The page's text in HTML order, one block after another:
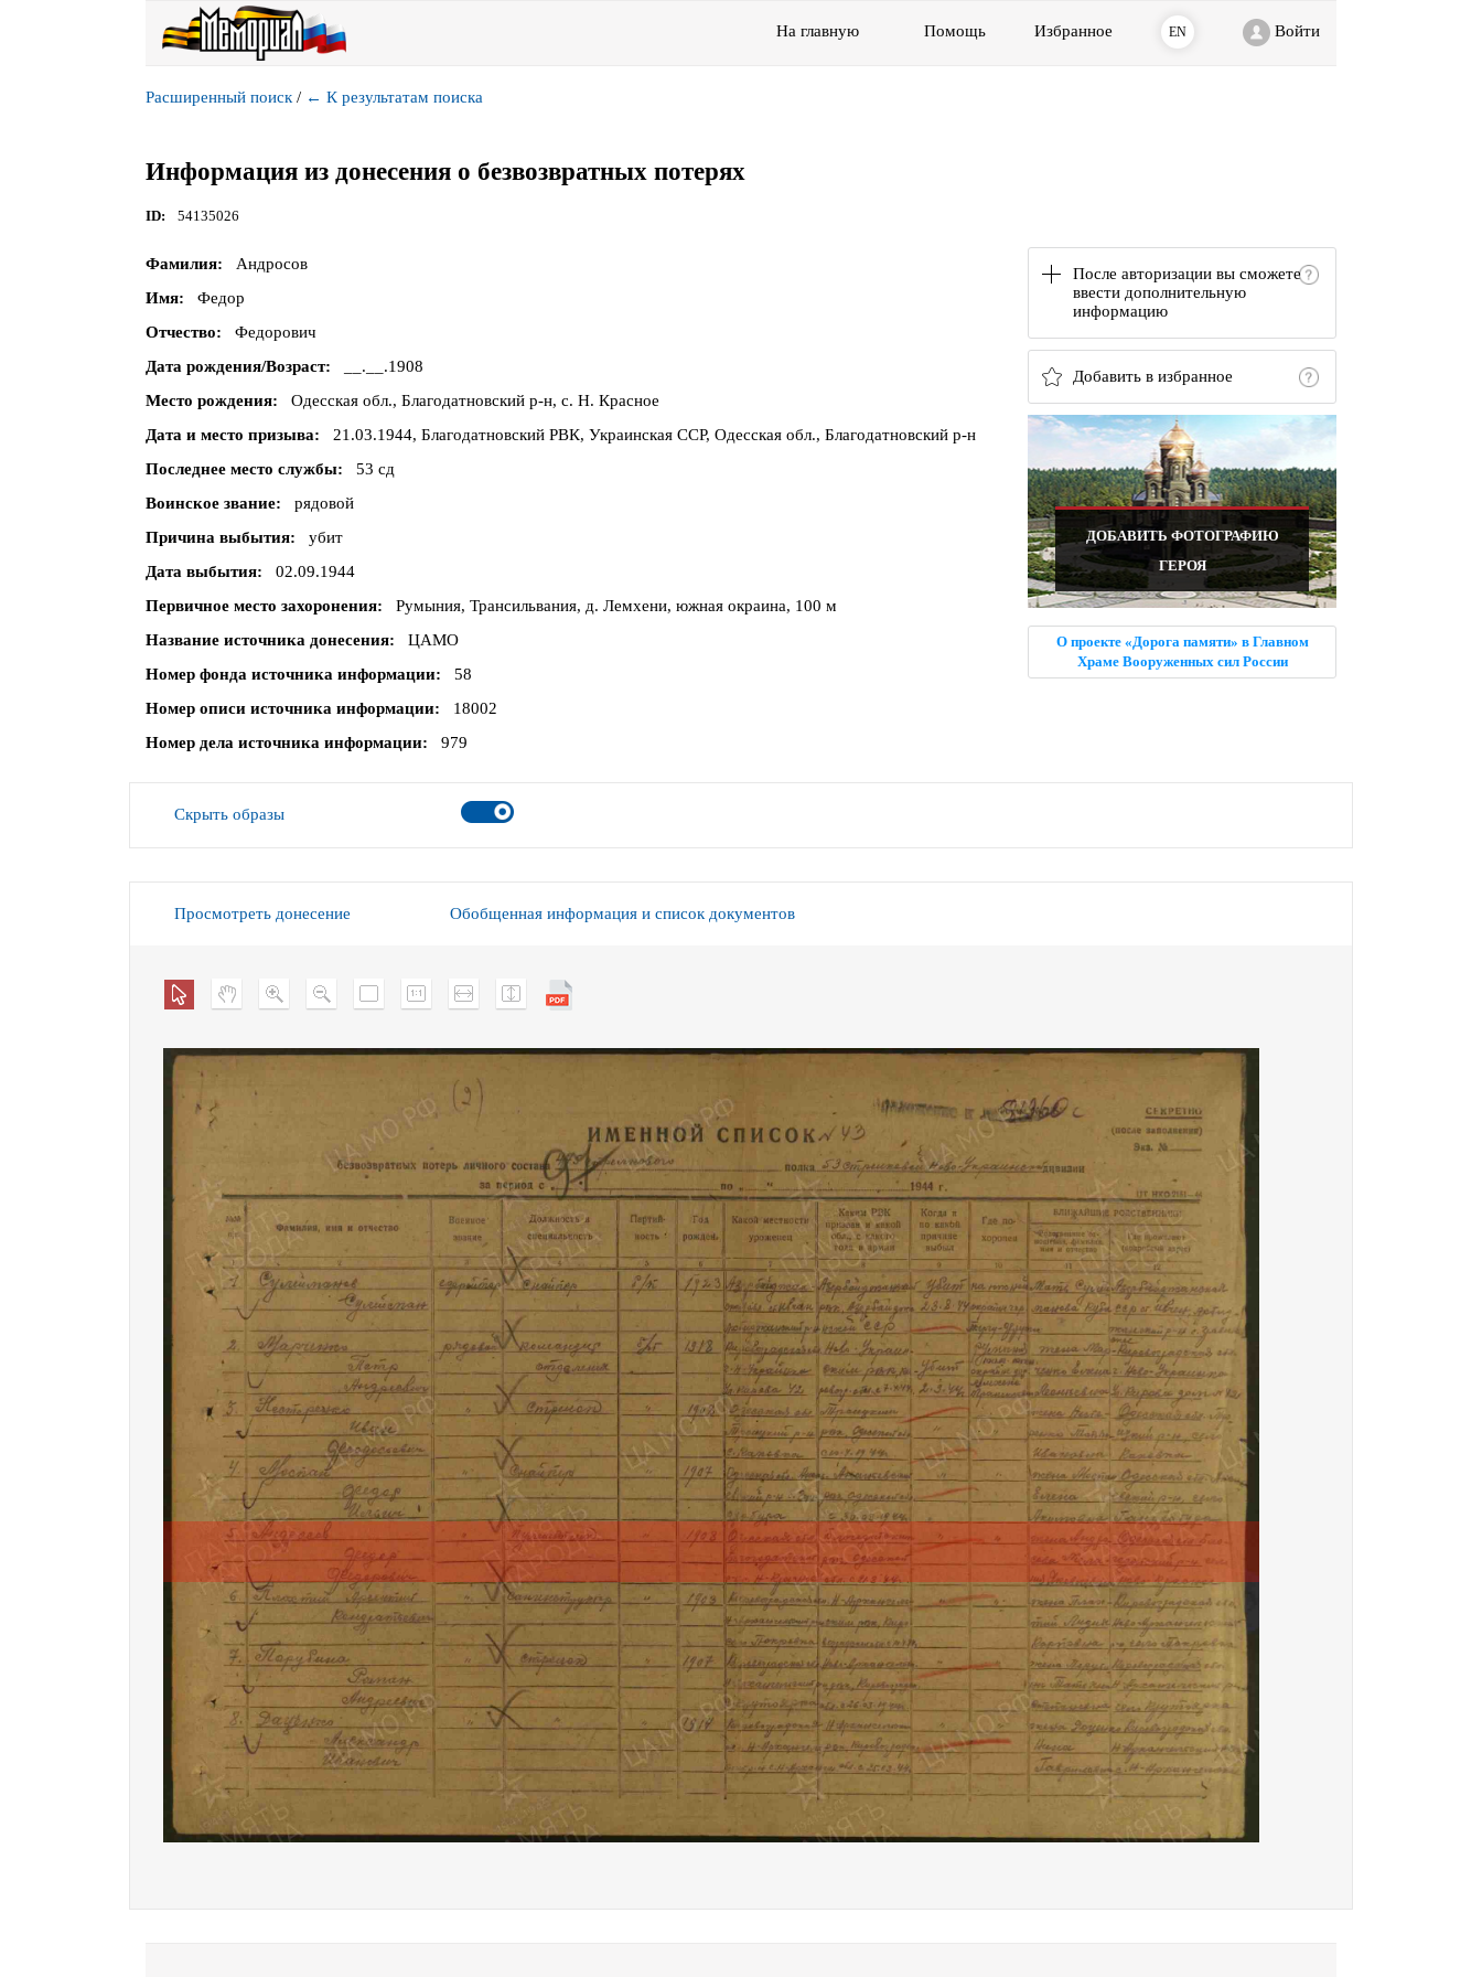
На главную Помощь Избранное EN Войти
Расширенный поиск / ← К результатам поиска
Информация из донесения о безвозвратных потерях
ID 54135026
После авторизации вы сможете
ввести дополнительную
информацию
Добавить в избранное
ДОБАВИТЬ ФОТОГРАФИЮ
ГЕРОЯ
О проекте «Дорога памяти» в Главном
Храме Вооруженных сил России
Фамилия
Андросов
Имя
Федор
Отчество
Федорович
Дата рождения/Возраст
__.__.1908
Место рождения
Одесская обл., Благодатновский р-н, с. Н. Красное
Дата и место призыва
21.03.1944, Благодатновский РВК, Украинская ССР, Одесская обл., Благодатновский р-н
Последнее место службы
53 сд
Воинское звание
рядовой
Причина выбытия
убит
Дата выбытия
02.09.1944
Первичное место захоронения
Румыния, Трансильвания, д. Лемхени, южная окраина, 100 м
Название источника донесения
ЦАМО
Номер фонда источника информации
58
Номер описи источника информации
18002
Номер дела источника информации
979
Скрыть образы
Просмотреть донесение Обобщенная информация и список документов